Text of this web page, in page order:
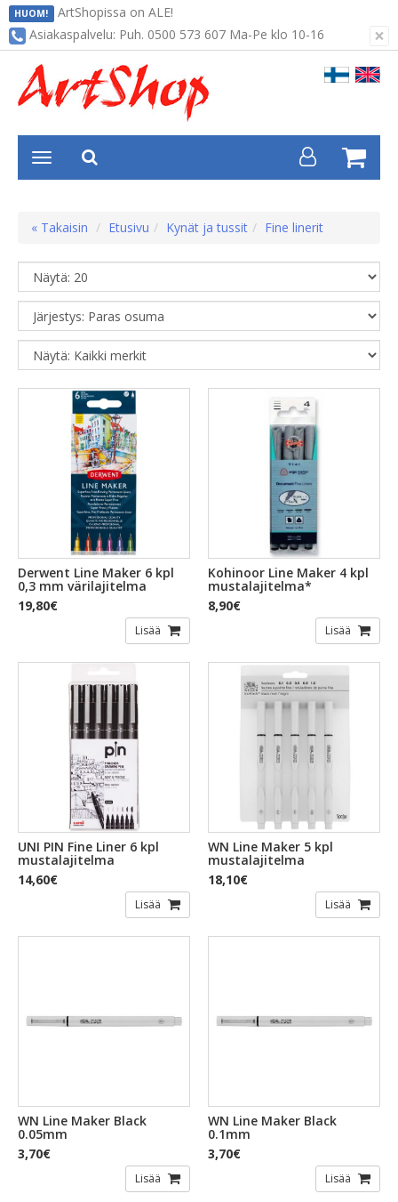
HUOM! ArtShopissa on ALE!
×
Asiakaspalvelu: Puh. 0500 573 607 Ma-Pe klo 10-16
« Takaisin Etusivu Kynät ja tussit Fine linerit
Derwent Line Maker 6 kpl
0,3 mm värilajitelma
19,80€
Lisää
Kohinoor Line Maker 4 kpl
mustalajitelma*
8,90€
Lisää
UNI PIN Fine Liner 6 kpl
mustalajitelma
14,60€
Lisää
WN Line Maker 5 kpl
mustalajitelma
18,10€
Lisää
WN Line Maker Black
0.05mm
3,70€
Lisää
WN Line Maker Black
0.1mm
3,70€
Lisää